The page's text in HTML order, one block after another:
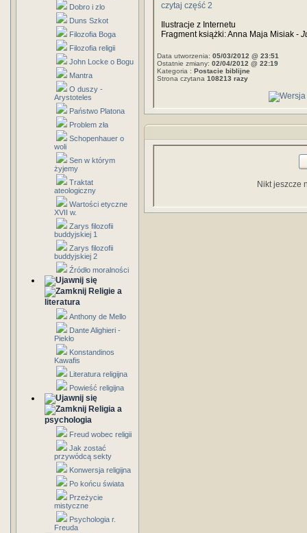
Dobro i zlo
Duns Szkot
Filozofia Boga
Filozofia religii
John Locke o Bogu
Mantra
O duszy -
Arystoteles
Państwo Platona
Problem zła
Schopenhauer o
woli
Sen w którym
żyjemy
Traktat
ateologiczny
Wartości etyczne
XVII w.
Zarys filozofii
buddyjskiej 1
Zarys filozofii
buddyjskiej 2
Źródło moralności
Religie a
literatura
Anthony de Mello
Dante Alighieri -
Piekło
Konstandinos
Kawafis
Literatura religijna
Powieść religijna
Religia a
psychologia
Freud wobec religii
Jak zostać
przywódcą sekty
Konwersja religijna
Po końcu świata
Przeżycie
mistyczne
Psychologia r.
Freuda
czytaj część 2
Ilustracje z Internetu
Fragment książki: Anna Maja Misiak -
Data utworzenia: 05/03/2012 @ 23:51
Ostatnie zmiany: 02/04/2012 @ 22:19
Kategoria : Postacie biblijne
Strona czytana 108213 razy
Nikt jeszcze